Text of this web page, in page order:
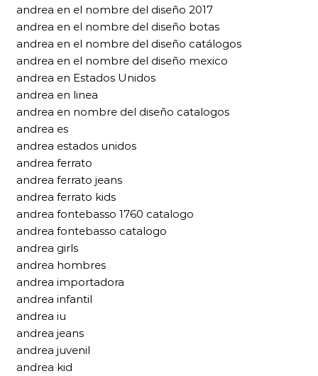
andrea en el nombre del diseño 2017
andrea en el nombre del diseño botas
andrea en el nombre del diseño catálogos
andrea en el nombre del diseño mexico
andrea en Estados Unidos
andrea en linea
andrea en nombre del diseño catalogos
andrea es
andrea estados unidos
andrea ferrato
andrea ferrato jeans
andrea ferrato kids
andrea fontebasso 1760 catalogo
andrea fontebasso catalogo
andrea girls
andrea hombres
andrea importadora
andrea infantil
andrea iu
andrea jeans
andrea juvenil
andrea kid